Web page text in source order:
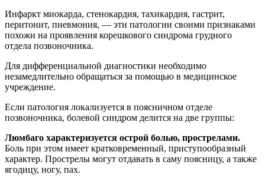
Инфаркт миокарда, стенокардия, тахикардия, гастрит,
перитонит, пневмония, — эти патологии своими признаками
похожи на проявления корешкового синдрома грудного
отдела позвоночника.
Для дифференциальной диагностики необходимо
незамедлительно обращаться за помощью в медицинское
учреждение.
Если патология локализуется в поясничном отделе
позвоночника, болевой синдром делится на две группы:
Люмбаго характеризуется острой болью, прострелами.
Боль при этом имеет кратковременный, приступообразный
характер. Прострелы могут отдавать в саму поясницу, а также
ягодицу, ногу, пах.